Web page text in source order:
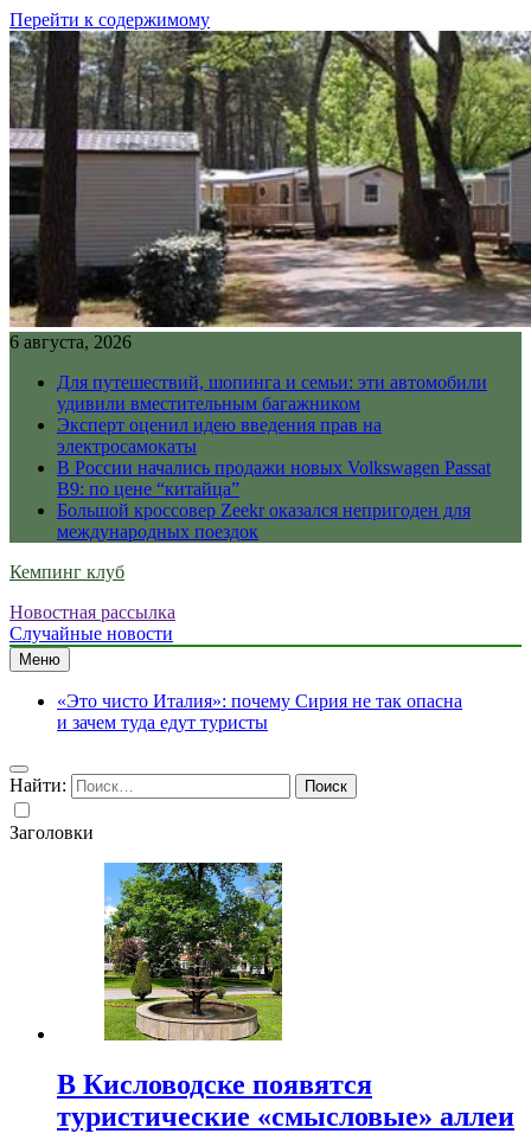
Перейти к содержимому
6 августа, 2026
Для путешествий, шопинга и семьи: эти автомобили
удивили вместительным багажником
Эксперт оценил идею введения прав на
электросамокаты
В России начались продажи новых Volkswagen Passat
B9: по цене “китайца”
Большой кроссовер Zeekr оказался непригоден для
международных поездок
Кемпинг клуб
Новостная рассылка
Случайные новости
Меню
«Это чисто Италия»: почему Сирия не так опасна
и зачем туда едут туристы
Найти:
Заголовки
В Кисловодске появятся
туристические «смысловые» аллеи